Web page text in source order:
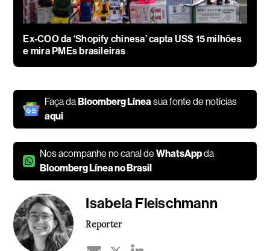
Ex-COO da ‘Shopify chinesa’ capta US$ 15 milhões
e mira PMEs brasileiras
Faça daBloomberg Líneasua fonte de notícias
aqui
Nos acompanhe no canal deWhatsAppda
Bloomberg Línea no Brasil
Isabela Fleischmann
Repórter